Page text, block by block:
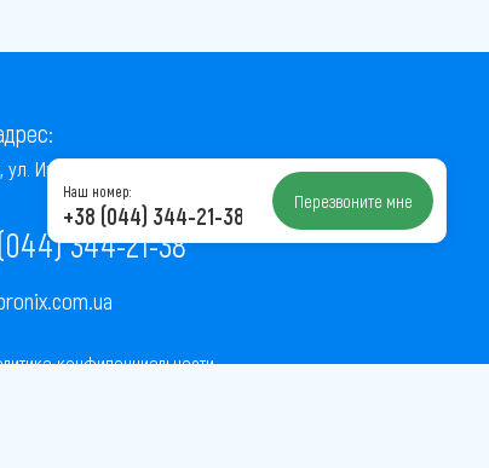
ул. Институтская, 22/7, оф. 41
344-21-38
конфиденциальности
Наш номер:
+38 (044) 344-21-38 Перезвоните мне